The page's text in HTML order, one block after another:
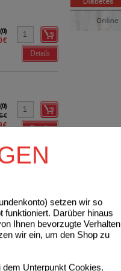
setzen wir so
funktioniert. Darüber hinaus
Ihnen bevorzugte Verhalten
wir ein, um den Shop zu
dem Unterpunkt Cookies.
0
€
Details
0
€
€ Details
Details
€